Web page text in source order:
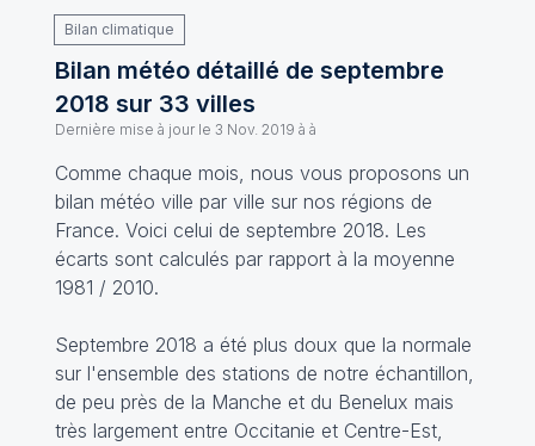
Bilan climatique
Bilan météo détaillé de septembre
2018 sur 33 villes
Dernière mise à jour le 3 Nov. 2019 à à
Comme chaque mois, nous vous proposons un
bilan météo ville par ville sur nos régions de
France. Voici celui de septembre 2018. Les
écarts sont calculés par rapport à la moyenne
1981 / 2010.
Septembre 2018 a été plus doux que la normale
sur l'ensemble des stations de notre échantillon,
de peu près de la Manche et du Benelux mais
très largement entre Occitanie et Centre-Est,